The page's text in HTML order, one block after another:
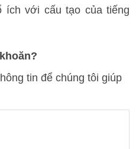
ích với cấu tạo của tiếng
tin để chúng tôi giúp